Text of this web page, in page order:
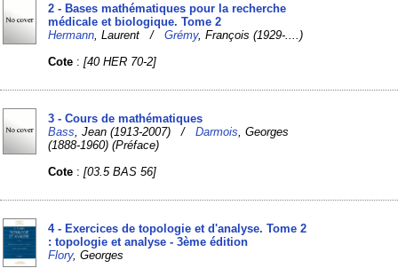
2 - Bases mathématiques pour la recherche
médicale et biologique. Tome 2
Hermann , Laurent /Grémy, François (1929-....)
Cote :[40 HER 70-2]
3 - Cours de mathématiques
Bass , Jean (1913-2007) /Darmois , Georges
(1888-1960) (Préface)
Cote :[03.5 BAS 56]
4 - Exercices de topologie et d'analyse. Tome 2
: topologie et analyse - 3ème édition
Flory, Georges